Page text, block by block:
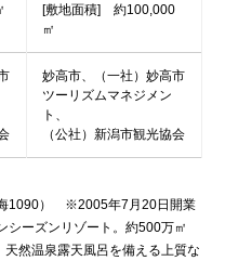
[敷地面積] 約100,000
㎡
妙高市、（一社）妙高市
ツーリズムマネジメン
ト、
（公社）新潟市観光協会
海1090） ※2005年7月20日開業
シーズンリゾート。約500万㎡
天然温泉露天風呂を備える上質な